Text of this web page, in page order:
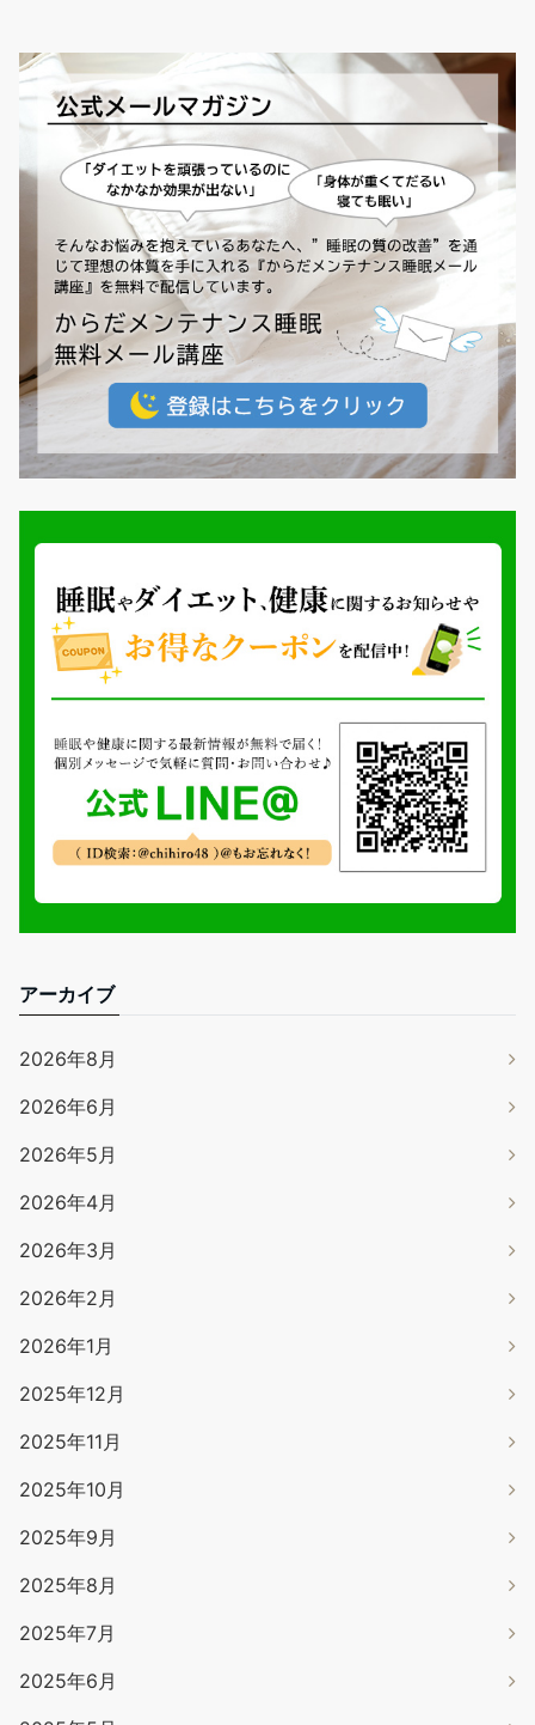
アーカイブ
2026年8月
2026年6月
2026年5月
2026年4月
2026年3月
2026年2月
2026年1月
2025年12月
2025年11月
2025年10月
2025年9月
2025年8月
2025年7月
2025年6月